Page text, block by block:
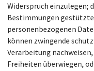
Widerspruch einzulegen;
Bestimmungen
personenbezogenen
können zwingende
Verarbeitung
Freiheiten überwiegen,